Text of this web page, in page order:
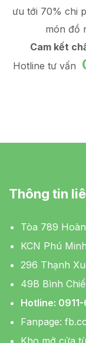
ưu tới 70% chi
món đồ
Cam kết
Hotline tư vấn
Thông tin
Tòa 789
KCN Phú
296 Thạnh
49B Bình
Hotline:
Fanpage:
Kho mở cửa